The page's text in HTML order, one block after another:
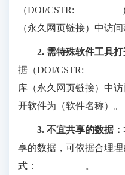
（DOI/CSTR:
（永久网页链接） 中访问
2. 需特殊软件工具打
据（DOI/CSTR:
库 （永久网页链接） 中
开软件为 （软件名称） 。
3. 不宜共享的数据：
享的数据，可依据合理
式：
。